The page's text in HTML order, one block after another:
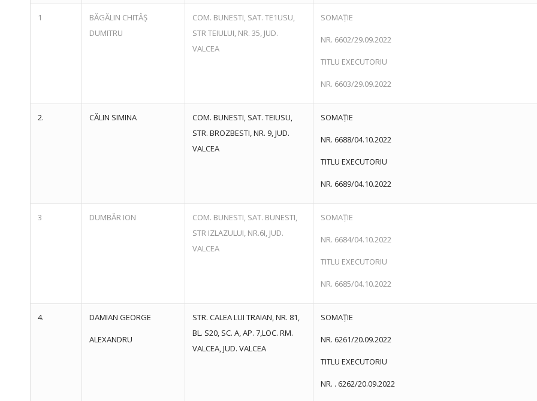
1
BĂGĂLIN CHITÂȘ
DUMITRU
COM. BUNESTI, SAT. TE1USU,
STR TEIULUI, NR. 35, JUD.
VALCEA
SOMAȚIE
NR. 6602/29.09.2022
TITLU EXECUTORIU
NR. 6603/29.09.2022
2. CĂLIN SIMINA
COM. BUNESTI, SAT. TEIUSU,
STR. BROZBESTI, NR. 9, JUD.
VALCEA
SOMAȚIE
NR. 6688/04.10.2022
TITLU EXECUTORIU
NR. 6689/04.10.2022
3 DUMBĂR ION
COM. BUNESTI, SAT. BUNESTI,
STR IZLAZULUI, NR.6I, JUD.
VALCEA
SOMAȚIE
NR. 6684/04.10.2022
TITLU EXECUTORIU
NR. 6685/04.10.2022
4. DAMIAN GEORGE
ALEXANDRU
STR. CALEA LUI TRAIAN, NR. 81,
BL. S20, SC. A, AP. 7,LOC. RM.
VALCEA, JUD. VALCEA
SOMAȚIE
NR. 6261/20.09.2022
TITLU EXECUTORIU
NR. . 6262/20.09.2022